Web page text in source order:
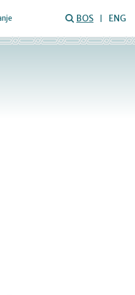
BOS ENG